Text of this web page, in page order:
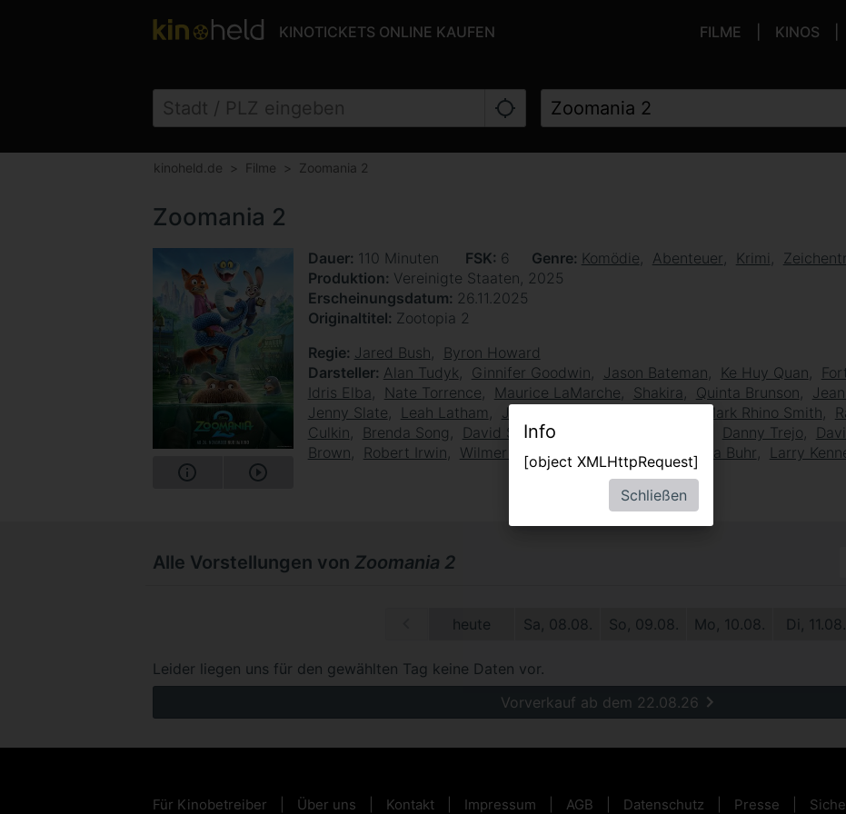
KINOTICKETS ONLINE KAUFEN FILME KINOS
kinoheld.de Filme Zoomania 2
Zoomania 2
Dauer 110 Minuten FSK 6 Genre Komödie Abenteuer Krimi
Produktion Vereinigte Staaten, 2025
Erscheinungsdatum 26.11.2025
Originaltitel Zootopia 2
Regie Jared Bush
Byron Howard
Darsteller Alan Tudyk Ginnifer Goodwin Jason Bateman Ke Huy Quan
Idris Elba
Nate Torrence Maurice LaMarche Shakira Quinta Brunson
Jenny Slate
Leah Latham Josh Dallas Mark Rhino Smith
Culkin
Brenda Song David Strathairn Danny Trejo
Brown
Robert Irwin Wilmer Valderrama Eric Bauza Reba Buhr Larry
Alle Vorstellungen von Zoomania 2
heute Sa, 08.08. So, 09.08. Mo, 10.08. Di, 11.08.
Leider liegen uns für den gewählten Tag keine Daten vor.
Vorverkauf ab dem 22.08.26
Für Kinobetreiber Über uns Kontakt Impressum AGB Datenschutz Presse
Info
[object XMLHttpRequest]
Schließen